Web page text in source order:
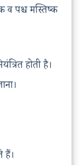
व पश्च मस्तिष्क
होती है।
हैं।